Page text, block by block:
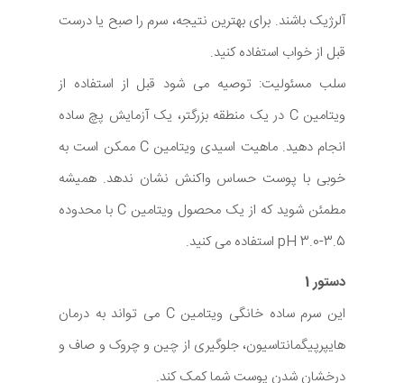
آلرژیک باشند. برای بهترین نتیجه، سرم را صبح یا درست
قبل از خواب استفاده کنید.
سلب مسئولیت: توصیه می شود قبل از استفاده از
ویتامین C در یک منطقه بزرگتر، یک آزمایش پچ ساده
انجام دهید. ماهیت اسیدی ویتامین C ممکن است به
خوبی با پوست حساس واکنش نشان ندهد. همیشه
مطمئن شوید که از یک محصول ویتامین C با محدوده
pH 3.0-3.5 استفاده می کنید.
دستور 1
این سرم ساده خانگی ویتامین C می تواند به درمان
هایپرپیگمانتاسیون، جلوگیری از چین و چروک و صاف و
درخشان شدن پوست شما کمک کند.